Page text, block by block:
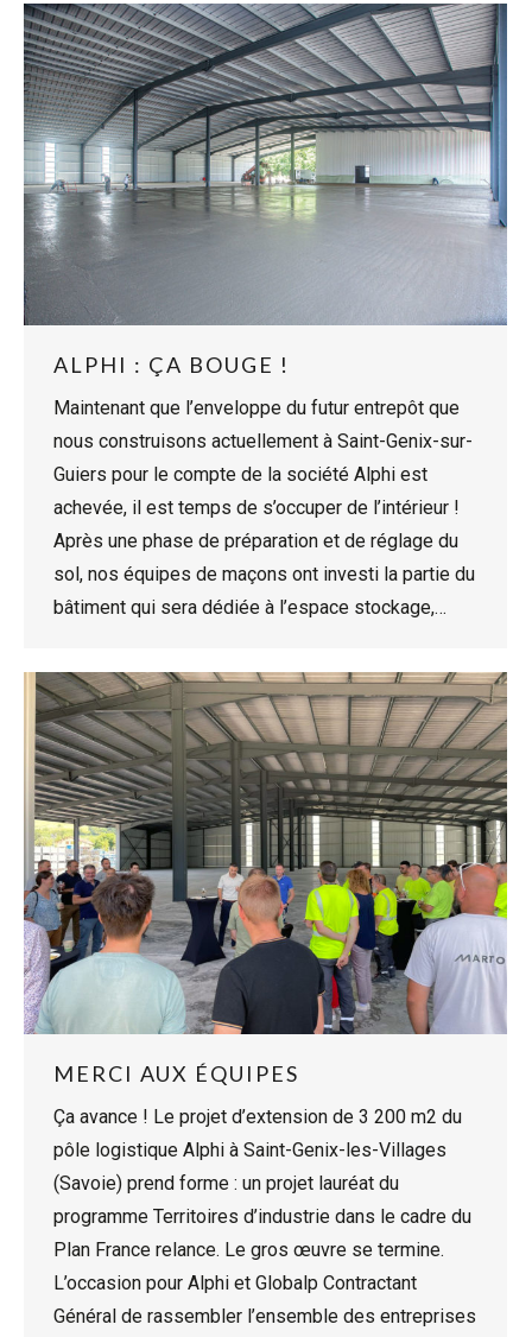
ALPHI : ÇA BOUGE !
Maintenant que l’enveloppe du futur entrepôt que
nous construisons actuellement à Saint-Genix-sur-
Guiers pour le compte de la société Alphi est
achevée, il est temps de s’occuper de l’intérieur !
Après une phase de préparation et de réglage du
sol, nos équipes de maçons ont investi la partie du
bâtiment qui sera dédiée à l’espace stockage,…
MERCI AUX ÉQUIPES
Ça avance ! Le projet d’extension de 3 200 m2 du
pôle logistique Alphi à Saint-Genix-les-Villages
(Savoie) prend forme : un projet lauréat du
programme Territoires d’industrie dans le cadre du
Plan France relance. Le gros œuvre se termine.
L’occasion pour Alphi et Globalp Contractant
Général de rassembler l’ensemble des entreprises